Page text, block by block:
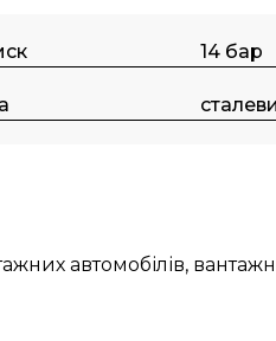
14 бар
автомобілів,